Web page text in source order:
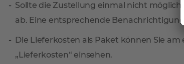
Sollte die Zustellung einmal nicht
ab. Eine entsprechende
Die Lieferkosten als Paket können Sie
„Lieferkosten“ einsehen.